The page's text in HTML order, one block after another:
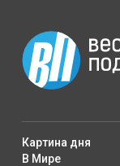
Картина дня
В Мире